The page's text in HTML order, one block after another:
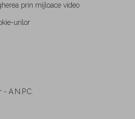
prin mijloace video
urilor
A.N.P.C.